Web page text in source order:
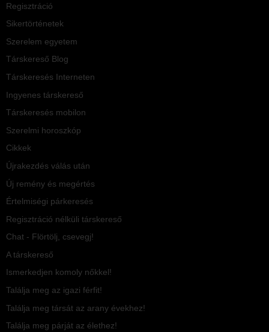
Regisztráció
Sikertörténetek
Szerelem egyetem
Társkereső Blog
Társkeresés Interneten
Ingyenes társkereső
Társkeresés mobilon
Szerelmi horoszkóp
Cikkek
Újrakezdés válás után
Új remény és megértés
Értelmiségi párkeresés
Regisztráció nélküli társkereső
Chat - Flörtölj, csevegj!
A társkereső
Ismerkedjen komoly nőkkel!
Találja meg az igazi férfit!
Találja meg társát az arany évekhez!
Találja meg párját az élethez!